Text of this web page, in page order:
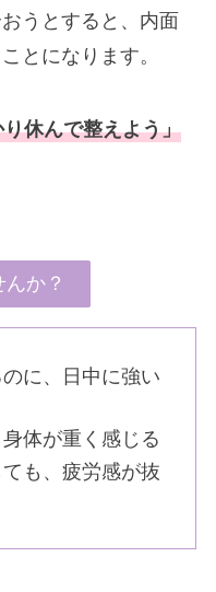
うとすると、内面
とになります。
休んで整えよう」
か？
に、日中に強い
体が重く感じる
も、疲労感が抜